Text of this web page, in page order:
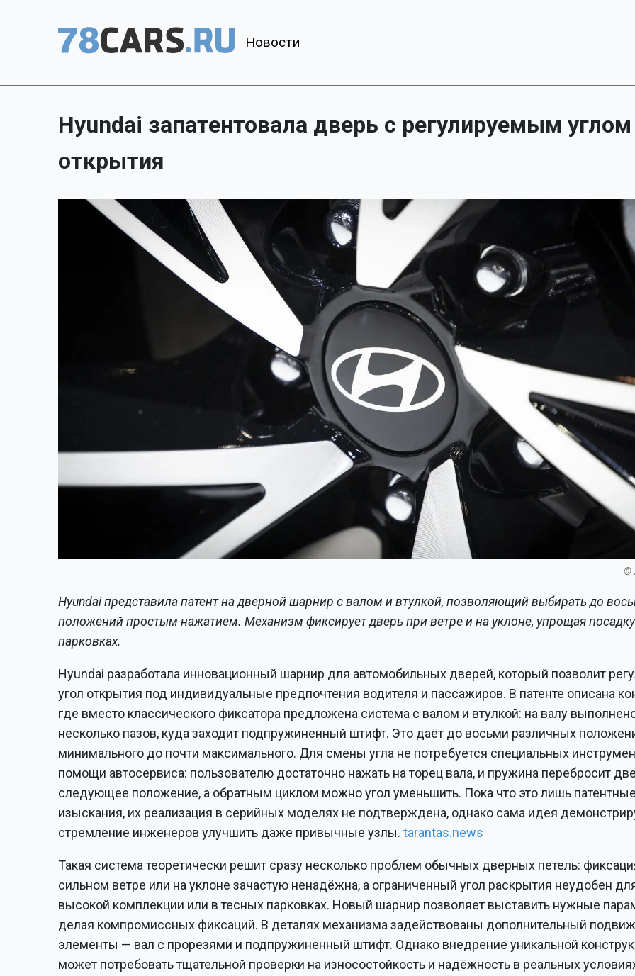
Новости
Hyundai запатентовала дверь с регулируемым углом
открытия
©
Hyundai представила патент на дверной шарнир с валом и втулкой, позволяющий выбирать до
положений простым нажатием. Механизм фиксирует дверь при ветре и на уклоне, упрощая
парковках.
Hyundai разработала инновационный шарнир для автомобильных дверей, который позволит
угол открытия под индивидуальные предпочтения водителя и пассажиров. В патенте описана
где вместо классического фиксатора предложена система с валом и втулкой: на валу
несколько пазов, куда заходит подпружиненный штифт. Это даёт до восьми различных
минимального до почти максимального. Для смены угла не потребуется специальных
помощи автосервиса: пользователю достаточно нажать на торец вала, и пружина перебросит
следующее положение, а обратным циклом можно угол уменьшить. Пока что это лишь патентные
изыскания, их реализация в серийных моделях не подтверждена, однако сама идея
стремление инженеров улучшить даже привычные узлы. tarantas.news
Такая система теоретически решит сразу несколько проблем обычных дверных петель:
сильном ветре или на уклоне зачастую ненадёжна, а ограниченный угол раскрытия неудобен
высокой комплекции или в тесных парковках. Новый шарнир позволяет выставить нужные
делая компромиссных фиксаций. В деталях механизма задействованы дополнительный
элементы — вал с прорезями и подпружиненный штифт. Однако внедрение уникальной
может потребовать тщательной проверки на износостойкость и надёжность в реальных